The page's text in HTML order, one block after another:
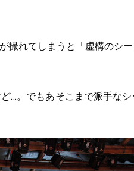
撮れてしまうと「虚構のシ
…。でもあそこまで派手な